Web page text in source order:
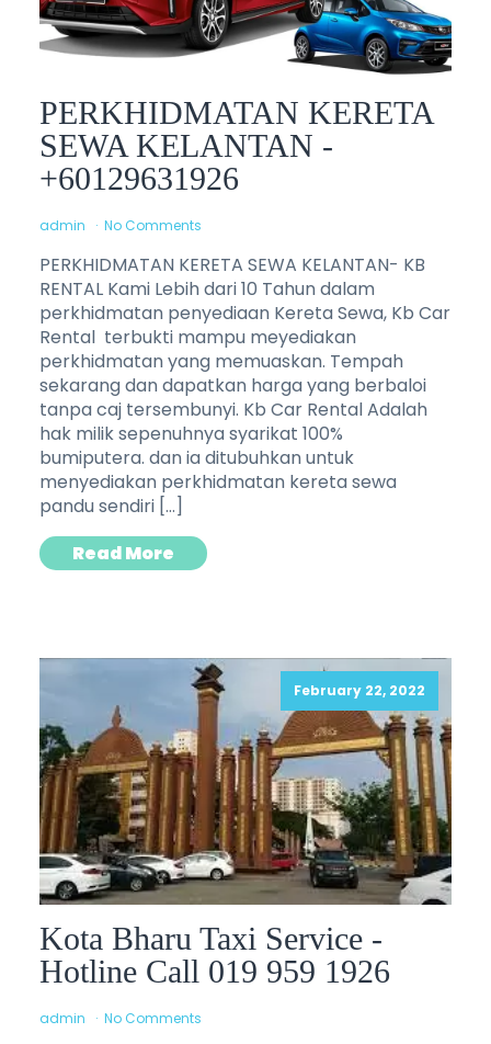
PERKHIDMATAN KERETA
SEWA KELANTAN -
+60129631926
admin No Comments
PERKHIDMATAN KERETA SEWA KELANTAN- KB
RENTAL Kami Lebih dari 10 Tahun dalam
perkhidmatan penyediaan Kereta Sewa, Kb Car
Rental terbukti mampu meyediakan
perkhidmatan yang memuaskan. Tempah
sekarang dan dapatkan harga yang berbaloi
tanpa caj tersembunyi. Kb Car Rental Adalah
hak milik sepenuhnya syarikat 100%
bumiputera. dan ia ditubuhkan untuk
menyediakan perkhidmatan kereta sewa
pandu sendiri […]
Read More
February 22, 2022
Kota Bharu Taxi Service -
Hotline Call 019 959 1926
admin No Comments